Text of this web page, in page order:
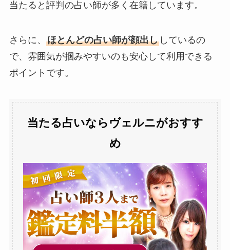
当たると評判の占い師が多く在籍しています。
さらに、 ほとんどの占い師が顔出ししているの
で、雰囲気が掴みやすいのも安心して利用できる
ポイントです。
当たる占いならヴェルニがおすす
め